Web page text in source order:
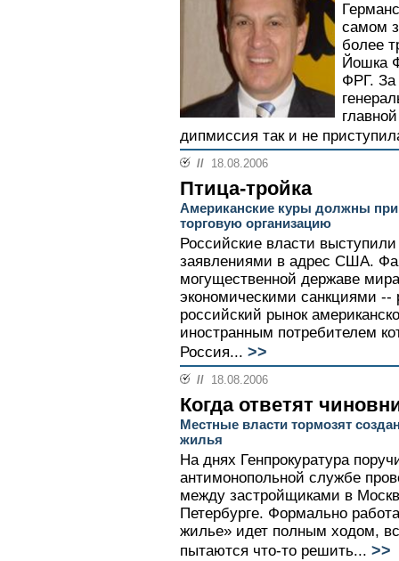
самом
более
Йошка
ФРГ. За
дипмиссия так и не
// 18.08.2006
Птица-тройка
Американские куры должны
торговую организацию
Российские власти
заявлениями в адрес США.
могущественной державе
экономическими санкциями --
российский рынок
иностранным потребителем
Россия... >>
// 18.08.2006
Когда ответят
Местные власти тормозят
жилья
На днях Генпрокуратура
антимонопольной службе
между застройщиками в
Петербурге. Формально
жилье» идет полным ходом,
пытаются что-то решить... >>